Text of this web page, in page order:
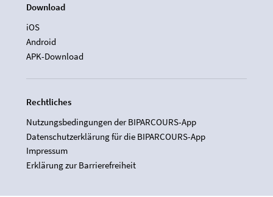
Download
iOS
Android
APK-Download
Rechtliches
Nutzungsbedingungen der BIPARCOURS-App
Datenschutzerklärung für die BIPARCOURS-App
Impressum
Erklärung zur Barrierefreiheit